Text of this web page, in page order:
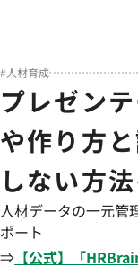
#人材育成
プレゼン
や作り方
しない方
人材データの一元管
ポート
⇒ 【公式】「